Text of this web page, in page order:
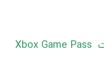
نحوه استفاده از گیفت کارت Xbox Game Pass